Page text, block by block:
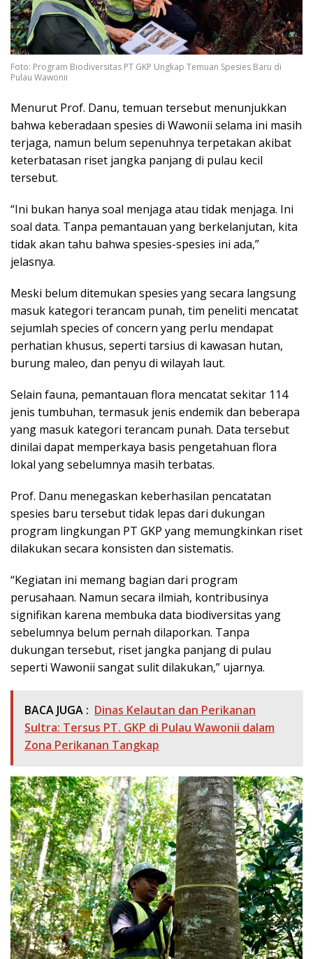
Foto: Program Biodiversitas PT GKP Ungkap Temuan Spesies Baru di
Pulau Wawonii
Menurut Prof. Danu, temuan tersebut menunjukkan
bahwa keberadaan spesies di Wawonii selama ini masih
terjaga, namun belum sepenuhnya terpetakan akibat
keterbatasan riset jangka panjang di pulau kecil
tersebut.
“Ini bukan hanya soal menjaga atau tidak menjaga. Ini
soal data. Tanpa pemantauan yang berkelanjutan, kita
tidak akan tahu bahwa spesies-spesies ini ada,”
jelasnya.
Meski belum ditemukan spesies yang secara langsung
masuk kategori terancam punah, tim peneliti mencatat
sejumlah species of concern yang perlu mendapat
perhatian khusus, seperti tarsius di kawasan hutan,
burung maleo, dan penyu di wilayah laut.
Selain fauna, pemantauan flora mencatat sekitar 114
jenis tumbuhan, termasuk jenis endemik dan beberapa
yang masuk kategori terancam punah. Data tersebut
dinilai dapat memperkaya basis pengetahuan flora
lokal yang sebelumnya masih terbatas.
Prof. Danu menegaskan keberhasilan pencatatan
spesies baru tersebut tidak lepas dari dukungan
program lingkungan PT GKP yang memungkinkan riset
dilakukan secara konsisten dan sistematis.
“Kegiatan ini memang bagian dari program
perusahaan. Namun secara ilmiah, kontribusinya
signifikan karena membuka data biodiversitas yang
sebelumnya belum pernah dilaporkan. Tanpa
dukungan tersebut, riset jangka panjang di pulau
seperti Wawonii sangat sulit dilakukan,” ujarnya.
BACA JUGA : Dinas Kelautan dan Perikanan
Sultra: Tersus PT. GKP di Pulau Wawonii dalam
Zona Perikanan Tangkap